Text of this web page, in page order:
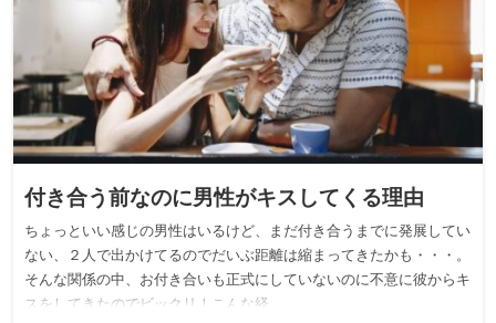
付き合う前なのに男性がキスしてくる理由
ちょっといい感じの男性はいるけど、まだ付き合うまでに発展してい
ない、２人で出かけてるのでだいぶ距離は縮まってきたかも・・・。
そんな関係の中、お付き合いも正式にしていないのに不意に彼からキ
スをしてきたのでビックリ！こんな経…